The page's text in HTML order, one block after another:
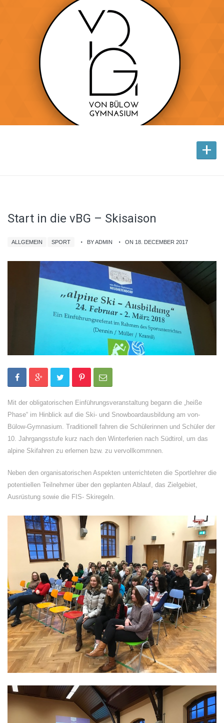
+
Start in die vBG – Skisaison
ALLGEMEIN SPORT BY ADMIN ON 18. DECEMBER 2017
Mit der obligatorischen Einführungsveranstaltung begann die „heiße
Phase“ im Hinblick auf die Ski- und Snowboardausbildung am von-
Bülow-Gymnasium. Traditionell fahren die Schülerinnen und Schüler der
10. Jahrgangsstufe kurz nach den Winterferien nach Südtirol, um das
alpine Skifahren zu erlernen bzw. zu vervollkommnen.
Neben den organisatorischen Aspekten unterrichteten die Sportlehrer die
potentiellen Teilnehmer über den geplanten Ablauf, das Zielgebiet,
Ausrüstung sowie die FIS- Skiregeln.